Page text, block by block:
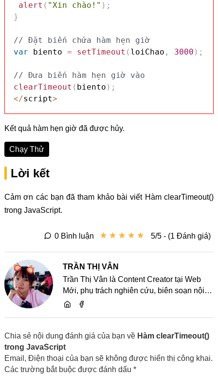
alert ( "Xin chào!" ) ;
}
// Đặt biến chứa hàm hẹn giờ
var biento = setTimeout ( loiChao , 3000 ) ;
// Đưa biến hàm hẹn giờ vào
clearTimeout ( biento ) ;
</script>
Kết quả hàm hẹn giờ đã được hủy.
Chạy Thử
Lời kết
Cảm ơn các bạn đã tham khảo bài viết Hàm clearTimeout()
trong JavaScript.
★ ★ ★ ★ ★
★ ★ ★ ★ ★ 5/5 - (1 Đánh giá)
0 Bình luận
TRẦN THỊ VÂN
Trần Thị Vân là Content Creator tại Web
Mới, phụ trách nghiên cứu, biên soạn nội
dung và chia sẻ kiến thức về website, SEO,
Chia sẻ nội dung đánh giá của bạn về Hàm clearTimeout()
trong JavaScript
Email, Điện thoại của bạn sẽ không được hiển thị công khai.
Các trường bắt buộc được đánh dấu *